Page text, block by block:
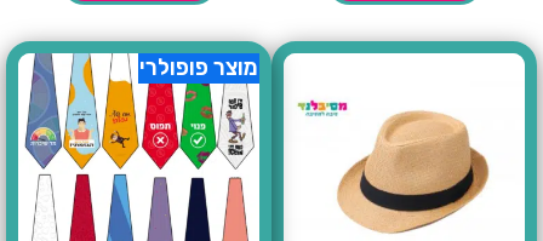
מוצר פופולרי